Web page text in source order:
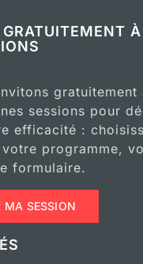
À
gratuitement
sessions pour
efficacité :
votre programme,
formulaire.
MA SESSION